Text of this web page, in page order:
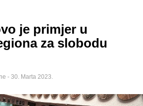
je primjer u
za slobodu
- 30. Marta 2023.